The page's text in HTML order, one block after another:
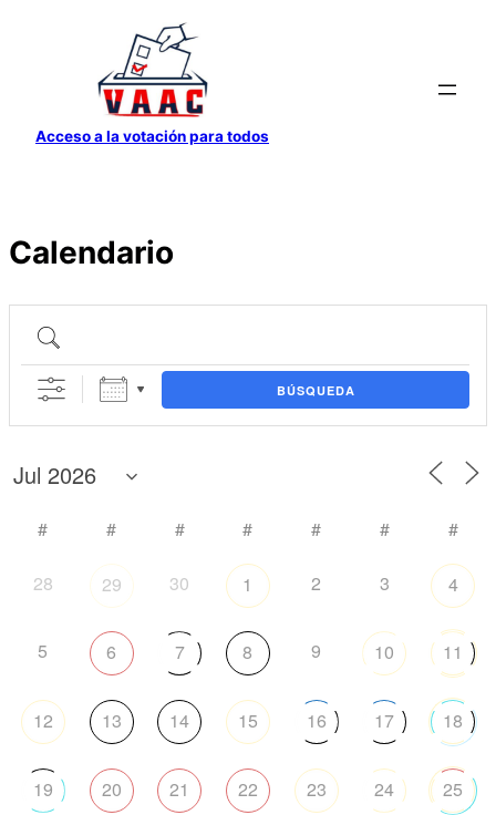
contenido
Acceso a la votación para todos
Calendario
BÚSQUEDA
# # # # # # #
28 29 30 1 2 3 4
5 6 7 8 9 10 11
12 13 14 15 16 17 18
19 20 21 22 23 24 25